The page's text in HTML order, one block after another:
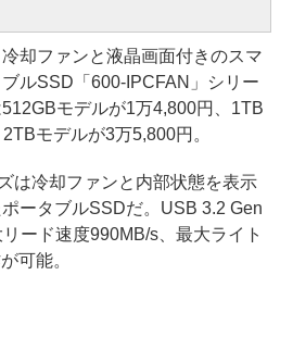
却ファンと液晶画面付きのスマ
ルSSD「600-IPCFAN」シリー
モデルが1万4,800円、1TB
モデルが3万5,800円。
は冷却ファンと内部状態を表示
ータブルSSDだ。USB 3.2 Gen
ード速度990MB/s、最大ライト
可能。